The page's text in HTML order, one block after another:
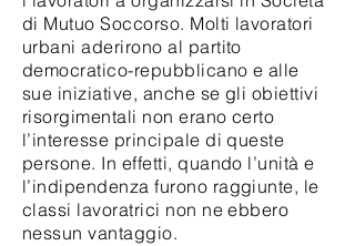
di Mutuo Soccorso. Molti lavoratori
urbani aderirono al partito
democratico-repubblicano e alle
sue iniziative, anche se gli obiettivi
risorgimentali non erano certo
l’interesse principale di queste
persone. In effetti, quando l’unità e
l’indipendenza furono raggiunte, le
classi lavoratrici non ne ebbero
nessun vantaggio.